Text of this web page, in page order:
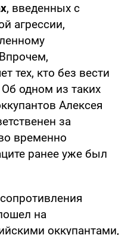
, введенных с
агрессии,
тех, кто без вести
одном из таких
Алексея
за
временно
ранее уже был
на
оккупантами,